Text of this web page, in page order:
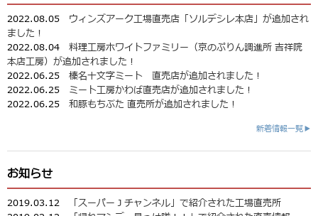
2022.08.05 ウィンズアーク工場直売店「ソルデシレ本店」が追加され
ました！
2022.08.04 料理工房ホワイトファミリー（京のぷりん調進所 吉祥院
本店工房）が追加されました！
2022.06.25 榛名十文字ミート 直売店が追加されました！
2022.06.25 ミート工房かわば直売店が追加されました！
2022.06.25 和豚もちぶた 直売所が追加されました！
新着情報一覧▶
お知らせ
2019.03.12
「スーパーＪチャンネル」で紹介された工場直売所